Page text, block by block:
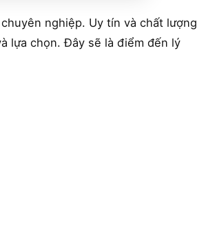
nghiệp. Uy tín và chất lượng
lựa chọn. Đây sẽ là điểm đến lý